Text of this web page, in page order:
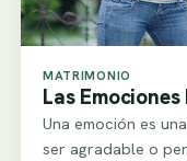
MATRIMONIO
Las
Una emoción es
ser agradable o